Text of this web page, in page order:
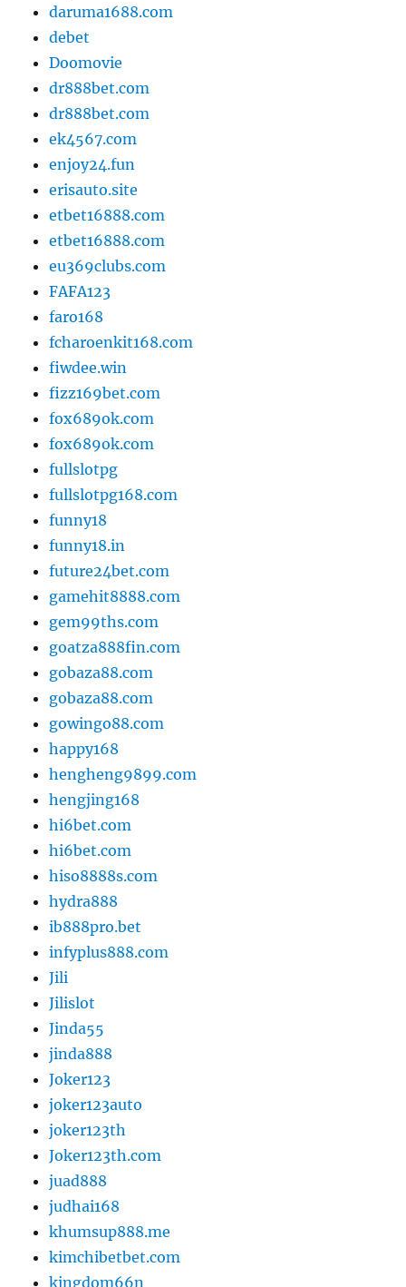
daruma1688.com
debet
Doomovie
dr888bet.com
dr888bet.com
ek4567.com
enjoy24.fun
erisauto.site
etbet16888.com
etbet16888.com
eu369clubs.com
FAFA123
faro168
fcharoenkit168.com
fiwdee.win
fizz169bet.com
fox689ok.com
fox689ok.com
fullslotpg
fullslotpg168.com
funny18
funny18.in
future24bet.com
gamehit8888.com
gem99ths.com
goatza888fin.com
gobaza88.com
gobaza88.com
gowingo88.com
happy168
hengheng9899.com
hengjing168
hi6bet.com
hi6bet.com
hiso8888s.com
hydra888
ib888pro.bet
infyplus888.com
Jili
Jilislot
Jinda55
jinda888
Joker123
joker123auto
joker123th
Joker123th.com
juad888
judhai168
khumsup888.me
kimchibetbet.com
kingdom66n